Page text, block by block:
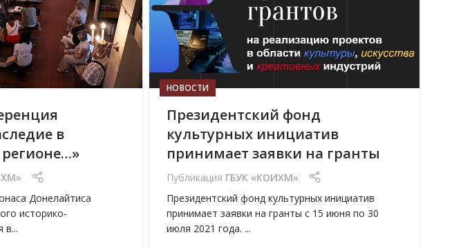
в
Донелайтиса
историко-
в...
НОВОСТИ
Президентский фонд
культурных инициатив
принимает заявки на гранты
Публикация ГБУК «КОИХМ»
Президентский фонд культурных инициатив
принимает заявки на гранты с 15 июня по 30
июля 2021 года. ...